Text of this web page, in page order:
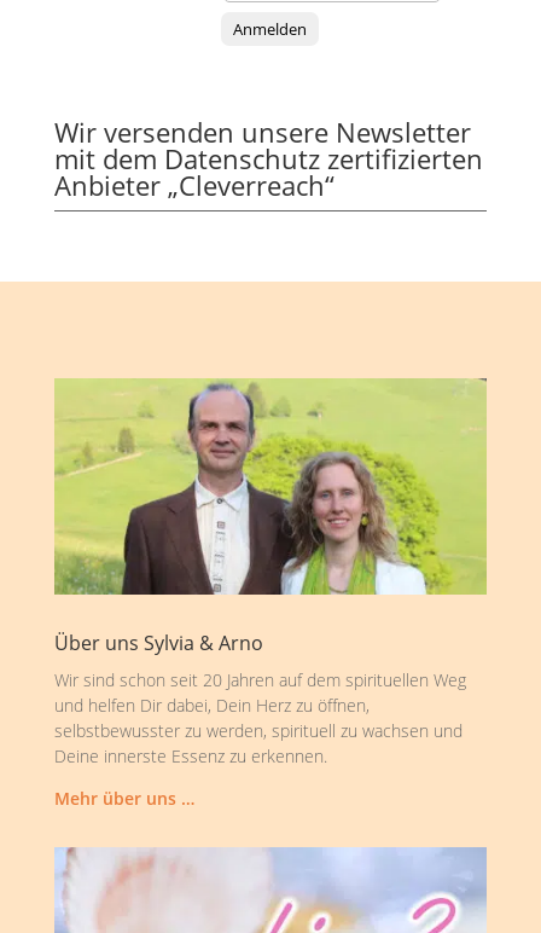
Anmelden
Wir versenden unsere Newsletter
mit dem Datenschutz zertifizierten
Anbieter „Cleverreach“
Über uns Sylvia & Arno
Wir sind schon seit 20 Jahren auf dem spirituellen Weg
und helfen Dir dabei, Dein Herz zu öffnen,
selbstbewusster zu werden, spirituell zu wachsen und
Deine innerste Essenz zu erkennen.
Mehr über uns …